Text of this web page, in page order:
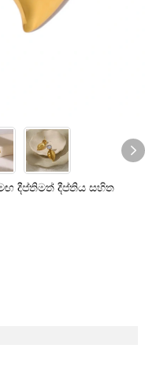
දීප්තිමත් දීප්තිය සහිත